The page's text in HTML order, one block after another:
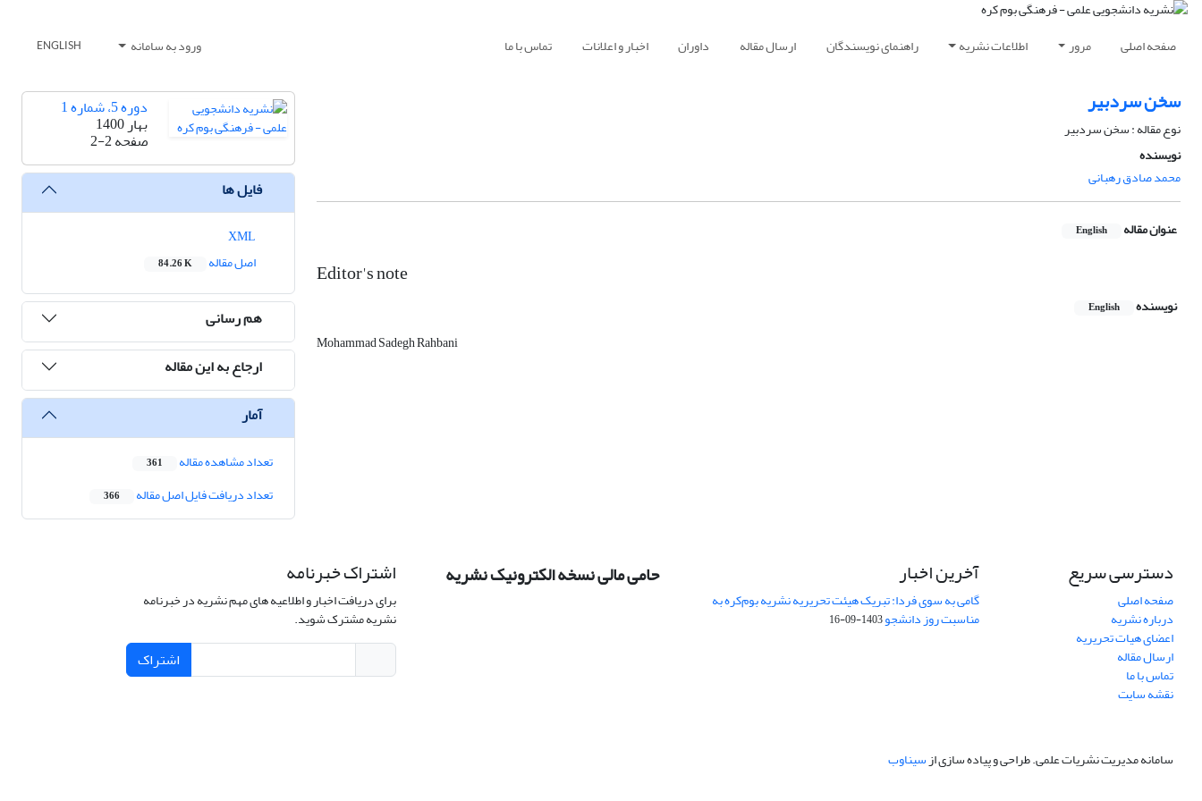
صفحه اصلی مرور اطلاعات نشریه راهنمای نویسندگان ارسال مقاله داوران اخبار و اعلانات تماس با ما ورود به سامانه ENGLISH
سخن سردبیر
نوع مقاله : سخن سردبیر
نویسنده
محمد صادق رهبانی
عنوان مقاله English
Editor's note
نویسنده English
Mohammad Sadegh Rahbani
دوره 5، شماره 1
بهار 1400
صفحه2-2
فایل ها
اصل مقاله
84.26 K
هم رسانی
ارجاع به این مقاله
آمار
تعداد مشاهده مقاله 361
تعداد دریافت فایل اصل مقاله 366
دسترسی سریع
صفحه اصلی
درباره نشریه
اعضای هیات تحریریه
ارسال مقاله
تماس با ما
نقشه سایت
آخرین اخبار
گامی به سوی فردا: تبریک هیئت تحریریه نشریه بوم‌کره به
مناسبت روز دانشجو1403-09-16
حامی مالی نسخه الکترونیک نشریه اشتراک خبرنامه
برای دریافت اخبار و اطلاعیه های مهم نشریه در خبرنامه
نشریه مشترک شوید.
اشتراک
سامانه مدیریت نشریات علمی.طراحی و پیاده سازی ازسیناوب